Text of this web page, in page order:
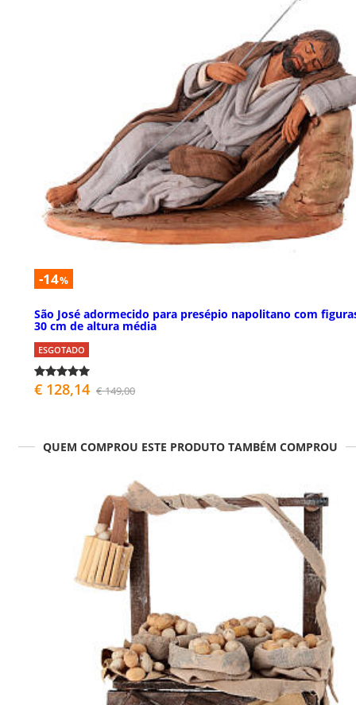
-14%
São José adormecido para presépio napolitano com
30 cm de altura média
ESGOTADO
€ 128,14 € 149,00
QUEM COMPROU ESTE PRODUTO TAMBÉM COMPROU